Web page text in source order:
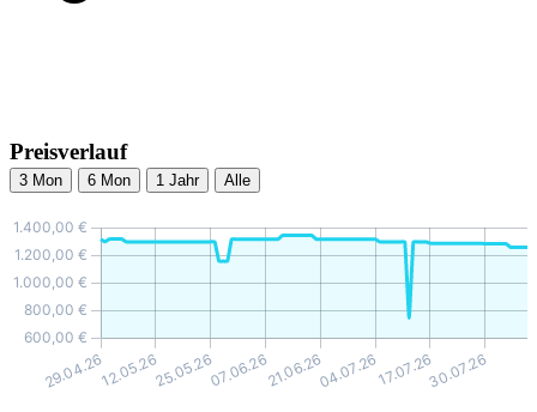
Preisverlauf
3 Mon 6 Mon 1 Jahr Alle